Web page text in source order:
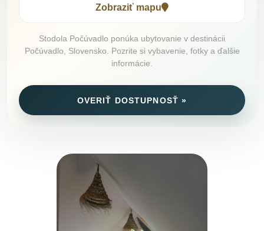
Zobraziť mapu
Stodola Počúvadlo ponúka ubytovanie v destinácii
Počúvadlo, Slovensko. Pozrite si vybavenie, fotky a ďalšie
informácie.
OVERIŤ DOSTUPNOSŤ »